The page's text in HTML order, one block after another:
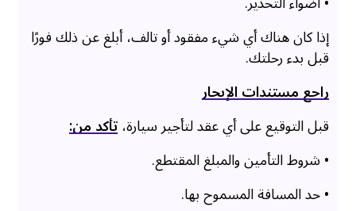
إذا كان هناك أي شيء مفقود أو تالف، أبلغ عن ذلك فورًا
قبل بدء رحلتك.
راجع مستندات الإيجار
قبل التوقيع على أي عقد لتأجير سيارة،تأكد من:
• شروط التأمين والمبلغ المقتطع.
• حد المسافة المسموح بها.